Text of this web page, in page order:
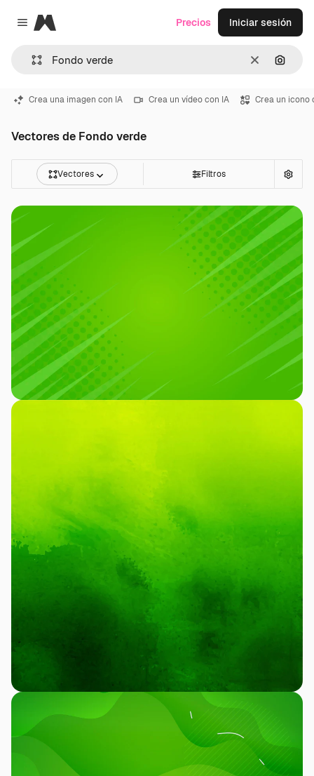
Close menu
Magnific
Borrar
Precios Iniciar sesión
Crea una imagen con IA Crea un vídeo con IA Crea un icono
Vectores de Fondo verde
Vectores Filtros